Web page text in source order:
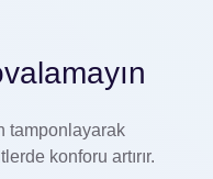
tamponlayarak
konforu artırır.